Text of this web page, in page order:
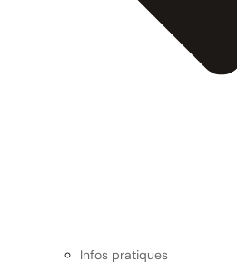
Infos pratiques